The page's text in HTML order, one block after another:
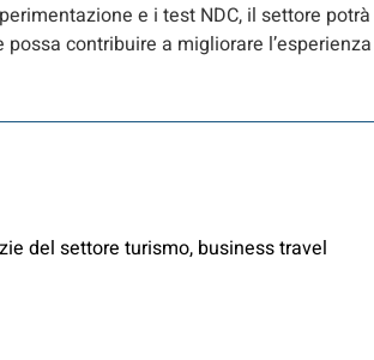
e i test NDC, il settore potrà
contribuire a migliorare l’esperienza
del settore turismo, business travel